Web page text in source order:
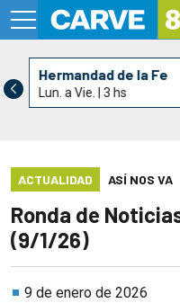
Hermandad de la Fe
Lun. a Vie. | 3 hs
ACTUALIDAD ASÍ NOS VA
Ronda de
(9/1/26)
9 de enero de 2026